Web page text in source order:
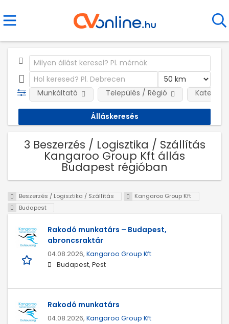
Munkáltató Település / Régió
3 Beszerzés / Logisztika / Szállítás
Kangaroo Group Kft állás
Budapest régióban
Beszerzés / Logisztika / Szállítás
Kangaroo Group Kft
Budapest
Rakodó munkatárs – Budapest,
abroncsraktár
04.08.2026, Kangaroo Group Kft
Budapest, Pest
Rakodó munkatárs
04.08.2026, Kangaroo Group Kft